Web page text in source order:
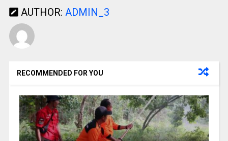
AUTHOR: ADMIN_3
RECOMMENDED FOR YOU